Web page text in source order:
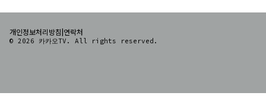
개인정보처리방침|연락처
© 2026 카카오TV. All rights reserved.